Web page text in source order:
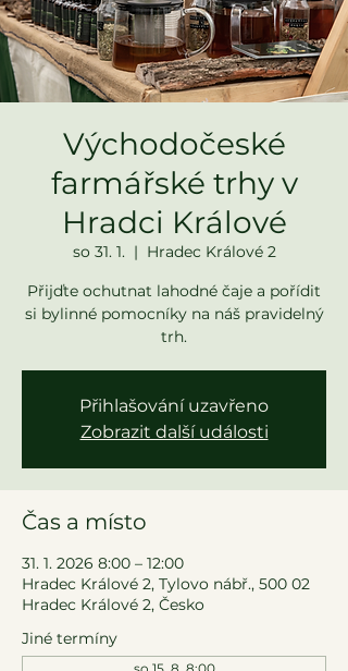
Východočeské
farmářské trhy v
Hradci Králové
so 31. 1.
  |
Hradec Králové 2
Přijďte ochutnat lahodné čaje a pořídit
si bylinné pomocníky na náš pravidelný
trh.
Přihlašování uzavřeno
Zobrazit další události
Čas a místo
31. 1. 2026 8:00 – 12:00
Hradec Králové 2, Tylovo nábř., 500 02
Hradec Králové 2, Česko
Jiné termíny